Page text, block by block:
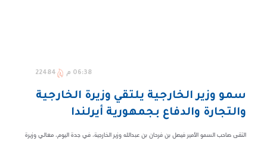
06:38 م 22484
سمو وزير الخارجية يلتقي وزيرة الخارجية
والتجارة والدفاع بجمهورية أيرلندا
التقى صاحب السمو الأمير فيصل بن فرحان بن عبدالله وزير الخارجية، في جدة اليوم، معالي وزيرة